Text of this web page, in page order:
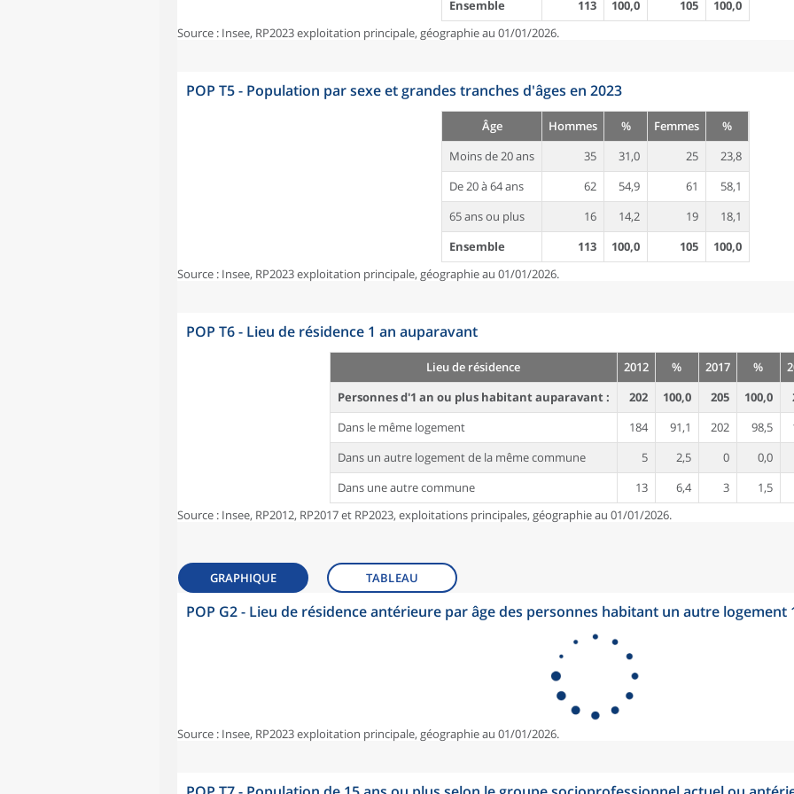
Ensemble
113 100,0 105
100,0
Source : Insee, RP2023 exploitation principale, géographie au 01/01/2026.
POP T5 - Population par sexe et grandes tranches d'âges en 2023
Âge Hommes % Femmes
%
Moins de 20 ans
35 31,0 25
23,8
De 20 à 64 ans
62 54,9 61
58,1
65 ans ou plus
16 14,2 19
18,1
Ensemble
113 100,0 105
100,0
Source : Insee, RP2023 exploitation principale, géographie au 01/01/2026.
POP T6 - Lieu de résidence 1 an auparavant
Lieu de résidence 2012 % 2017 %
Personnes d'1 an ou plus habitant auparavant :
202 100,0 205 100,0
Dans le même logement
184 91,1 202 98,5
Dans un autre logement de la même commune
5 2,5 0 0,0
Dans une autre commune
13 6,4 3 1,5
Source : Insee, RP2012, RP2017 et RP2023, exploitations principales, géographie au 01/01/2026.
GRAPHIQUE TABLEAU
POP G2 - Lieu de résidence antérieure par âge des personnes habitant un autre logement
Source : Insee, RP2023 exploitation principale, géographie au 01/01/2026.